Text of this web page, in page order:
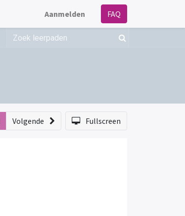
Aanmelden FAQ
Volgende Fullscreen